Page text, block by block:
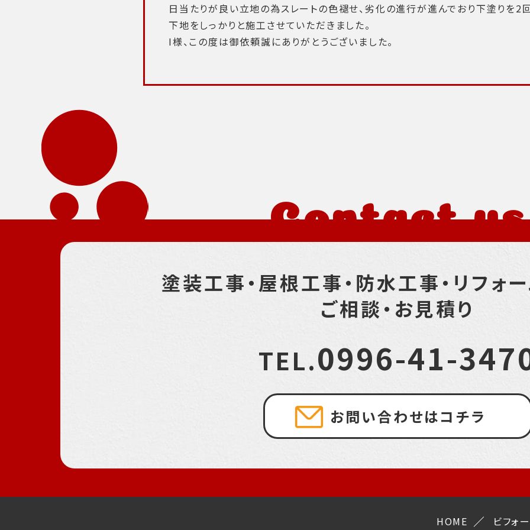
日当たりが良い立地の為スレートの色褪せ、劣化の進行が進んでおり下塗りを2
下地をしっかりと施工させていただきました。
I様、この度は御依頼誠にありがとうございました。
Contact us
塗装工事・屋根工事・防水工事・ リフォ
ご相談・お見積り
TEL.0996-41-
お問い合わせはコチラ
HOME ビフォ